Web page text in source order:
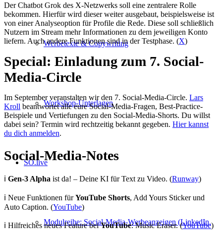
Werbetexte & Copywriting
Workshop-Unterlagen
SO.live
Modulreihe: Social-Media-Werbeanzeigen (LinkedIn,
Der Chatbot Grok des X-Netzwerks soll eine zentralere Rolle
bekommen. Hierfür wird dieser weiter ausgebaut, beispielsweise ist
von einer Analyseoption für Profile die Rede. Diese soll schließlich
Nutzern im Stream mehr Informationen zu dem jeweiligen Konto
liefern. Auch andere Funktionen sind in der Testphase. (X)
Special: Einladung zum 7. Social-
Media-Circle
Im September veranstalten wir den 7. Social-Media-Circle. Lars
Kroll beantwortet alle eure Social-Media-Fragen, Best-Practice-
Beispiele und Vertiefungen zu den Social-Media-Shorts. Du willst
dabei sein? Termin wird rechtzeitig bekannt gegeben. Hier kannst
du dich anmelden.
Social-Media-Notes
ℹ️ Gen-3 Alpha ist da! – Deine KI für Text zu Video. (Runway)
ℹ️ Neue Funktionen fürYouTube Shorts, Add Yours Sticker und
Auto Caption. (YouTube)
ℹ️ Hilfreiches neues Feature beiYouTube: Music Eraser. (YouTube)